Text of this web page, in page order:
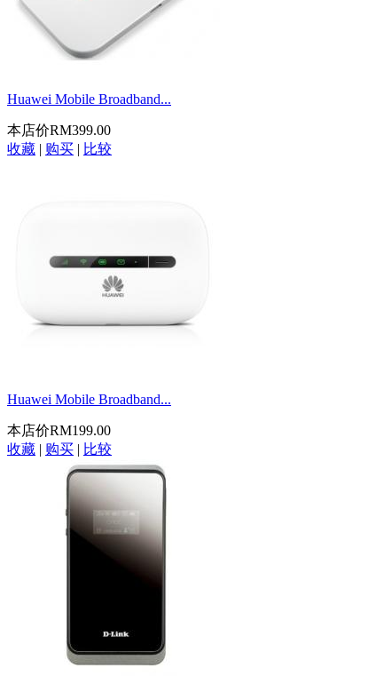
Huawei Mobile Broadband...
本店价RM399.00
收藏 | 购买 | 比较
Huawei Mobile Broadband...
本店价RM199.00
收藏 | 购买 | 比较